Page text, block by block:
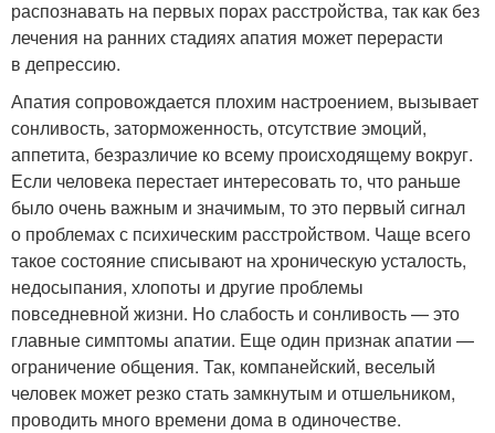
распознавать на первых порах расстройства, так как без
лечения на ранних стадиях апатия может перерасти
в депрессию.
Апатия сопровождается плохим настроением, вызывает
сонливость, заторможенность, отсутствие эмоций,
аппетита, безразличие ко всему происходящему вокруг.
Если человека перестает интересовать то, что раньше
было очень важным и значимым, то это первый сигнал
о проблемах с психическим расстройством. Чаще всего
такое состояние списывают на хроническую усталость,
недосыпания, хлопоты и другие проблемы
повседневной жизни. Но слабость и сонливость — это
главные симптомы апатии. Еще один признак апатии —
ограничение общения. Так, компанейский, веселый
человек может резко стать замкнутым и отшельником,
проводить много времени дома в одиночестве.